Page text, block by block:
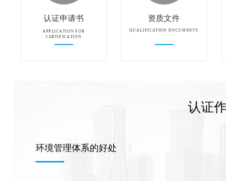
认证申请书
APPLICATION FOR
CERTIFICATION
资质文件
QUALIFICATION DOCUMENTS
认证
环境管理体系的好处